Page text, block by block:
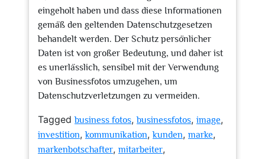
eingeholt haben und dass diese Informationen
gemäß den geltenden Datenschutzgesetzen
behandelt werden. Der Schutz persönlicher
Daten ist von großer Bedeutung, und daher ist
es unerlässlich, sensibel mit der Verwendung
von Businessfotos umzugehen, um
Datenschutzverletzungen zu vermeiden.
Taggedbusiness fotos,businessfotos, image,
investition,kommunikation,kunden, marke,
markenbotschafter, mitarbeiter,